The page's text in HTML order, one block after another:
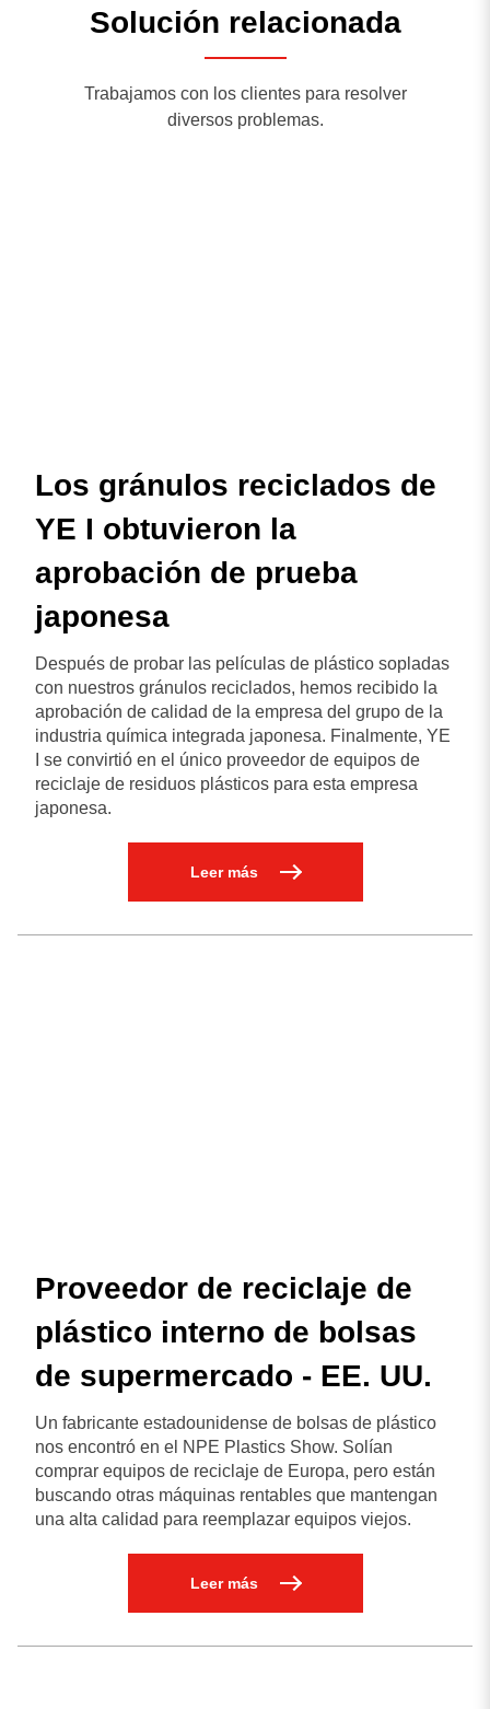
Solución relacionada
Trabajamos con los clientes para resolver
diversos problemas.
Los gránulos reciclados de
YE I obtuvieron la
aprobación de prueba
japonesa
Después de probar las películas de plástico sopladas
con nuestros gránulos reciclados, hemos recibido la
aprobación de calidad de la empresa del grupo de la
industria química integrada japonesa. Finalmente, YE
I se convirtió en el único proveedor de equipos de
reciclaje de residuos plásticos para esta empresa
japonesa.
Leer más
Proveedor de reciclaje de
plástico interno de bolsas
de supermercado - EE. UU.
Un fabricante estadounidense de bolsas de plástico
nos encontró en el NPE Plastics Show. Solían
comprar equipos de reciclaje de Europa, pero están
buscando otras máquinas rentables que mantengan
una alta calidad para reemplazar equipos viejos.
Leer más